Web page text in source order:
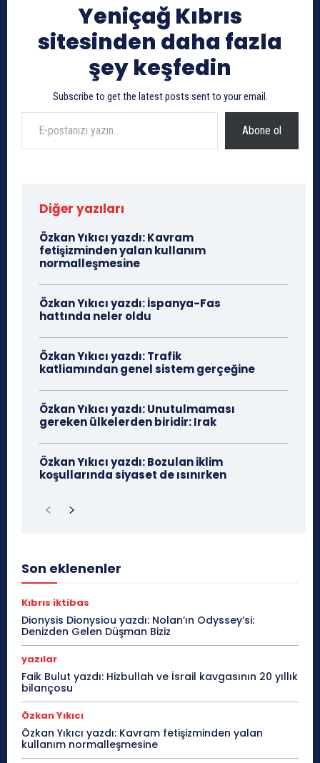
Yeniçağ Kıbrıs
sitesinden daha fazla
şey keşfedin
Subscribe to get the latest posts sent to your email.
E-postanızı yazın…
Abone ol
Diğer yazıları
Özkan Yıkıcı yazdı: Kavram
fetişizminden yalan kullanım
normalleşmesine
Özkan Yıkıcı yazdı: İspanya-Fas
hattında neler oldu
Özkan Yıkıcı yazdı: Trafik
katliamından genel sistem gerçeğine
Özkan Yıkıcı yazdı: Unutulmaması
gereken ülkelerden biridir: Irak
Özkan Yıkıcı yazdı: Bozulan iklim
koşullarında siyaset de ısınırken
Son eklenenler
Kıbrıs iktibas
Dionysis Dionysiou yazdı: Nolan’ın Odyssey’si:
Denizden Gelen Düşman Biziz
yazılar
Faik Bulut yazdı: Hizbullah ve İsrail kavgasının 20 yıllık
bilançosu
Özkan Yıkıcı
Özkan Yıkıcı yazdı: Kavram fetişizminden yalan
kullanım normalleşmesine